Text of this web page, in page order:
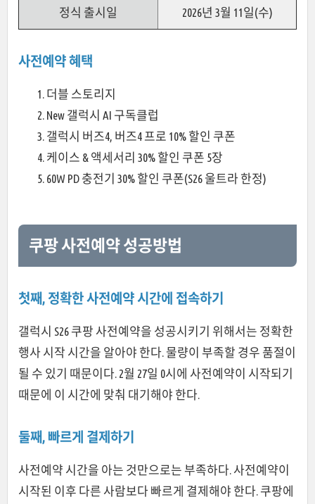
정식 출시일 2026년 3월 11일(수)
사전예약 혜택
더블 스토리지
New 갤럭시 AI 구독클럽
갤럭시 버즈4, 버즈4 프로 10% 할인 쿠폰
케이스 & 액세서리 30% 할인 쿠폰 5장
60W PD 충전기 30% 할인 쿠폰(S26 울트라 한정)
쿠팡 사전예약 성공방법
첫째, 정확한 사전예약 시간에 접속하기
갤럭시 S26 쿠팡 사전예약을 성공시키기 위해서는 정확한
행사 시작 시간을 알아야 한다. 물량이 부족할 경우 품절이
될 수 있기 때문이다. 2월 27일 0시에 사전예약이 시작되기
때문에 이 시간에 맞춰 대기해야 한다.
둘째, 빠르게 결제하기
사전예약 시간을 아는 것만으로는 부족하다. 사전예약이
시작된 이후 다른 사람보다 빠르게 결제해야 한다. 쿠팡에